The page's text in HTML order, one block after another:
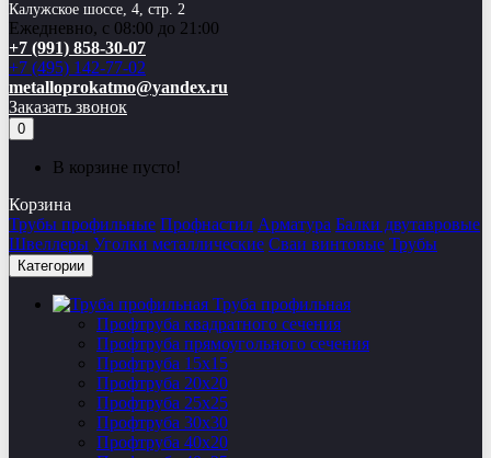
Калужское шоссе, 4, стр. 2
Ежедневно, с 08:00 до 21:00
+7 (991) 858-30-07
+7 (495) 142-77-02
metalloprokatmo@yandex.ru
Заказать звонок
0
В корзине пусто!
Корзина
Трубы профильные Профнастил Арматура Балки двутавровые
Швеллеры Уголки металлические Сваи винтовые Трубы
Категории
Труба профильная
Профтруба квадратного сечения
Профтруба прямоугольного сечения
Профтруба 15х15
Профтруба 20х20
Профтруба 25х25
Профтруба 30х30
Профтруба 40х20